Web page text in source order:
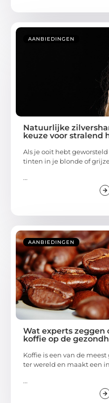
AANBIEDINGEN
Natuurlijke
keuze voor stralend
Als je ooit hebt
tinten in je blonde of
...
AANBIEDINGEN
Wat experts zeggen
koffie op de
Koffie is een van de
ter wereld en maakt een
...